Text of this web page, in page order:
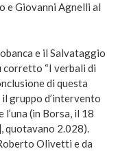
e Giovanni Agnelli al
e il Salvataggio
corretto “I verbali di
di questa
gruppo d’intervento
(in Borsa, il 18
quotavano 2.028).
Olivetti e da